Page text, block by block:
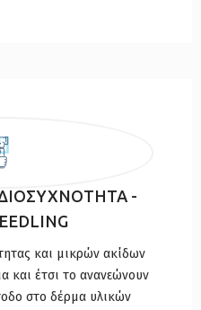
-
και μικρών ακίδων
και έτσι το ανανεώνουν
στο δέρμα υλικών